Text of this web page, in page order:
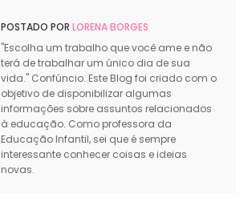
POSTADO POR LORENA BORGES
"Escolha um trabalho que você ame e não
terá de trabalhar um único dia de sua
vida." Confúncio. Este Blog foi criado com o
objetivo de disponibilizar algumas
informações sobre assuntos relacionados
à educação. Como professora da
Educação Infantil, sei que é sempre
interessante conhecer coisas e ideias
novas.